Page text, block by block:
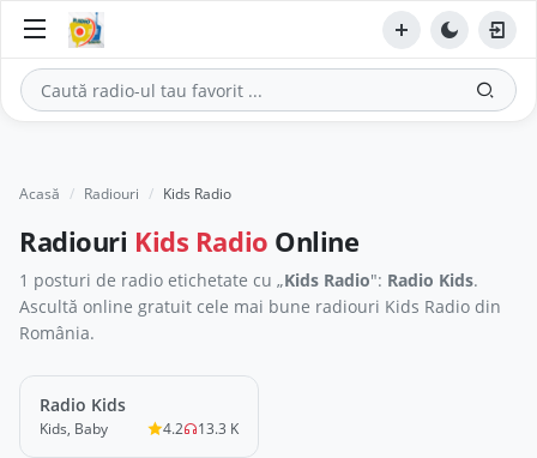
Acasă Radiouri Kids Radio
Radiouri Kids Radio Online
1 posturi de radio etichetate cu „Kids Radio": Radio Kids.
Ascultă online gratuit cele mai bune radiouri Kids Radio din
România.
LIVE
Radio Kids
Kids, Baby 4.2 13.3 K